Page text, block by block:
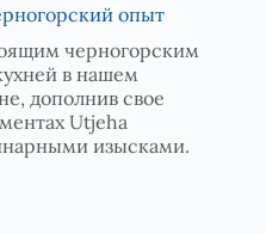
опыт
черногорским
в нашем
дополнив свое
Utjeha
изысками.